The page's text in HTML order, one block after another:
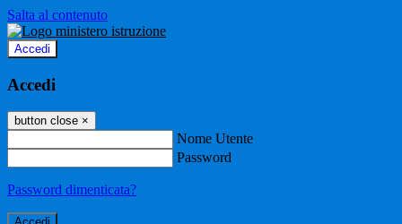
Salta al contenuto
Accedi
Accedi
button close ×
Nome Utente
Password
Password dimenticata?